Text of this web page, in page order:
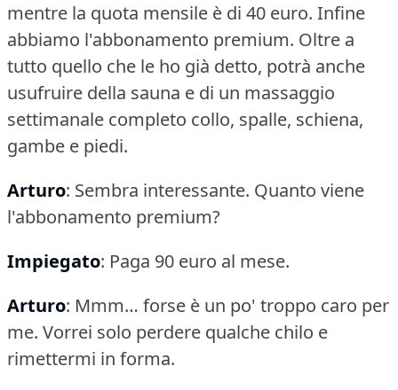
mentre la quota mensile è di 40 euro. Infine
abbiamo l'abbonamento premium. Oltre a
tutto quello che le ho già detto, potrà anche
usufruire della sauna e di un massaggio
settimanale completo collo, spalle, schiena,
gambe e piedi.
Arturo: Sembra interessante. Quanto viene
l'abbonamento premium?
Impiegato: Paga 90 euro al mese.
Arturo: Mmm… forse è un po' troppo caro per
me. Vorrei solo perdere qualche chilo e
rimettermi in forma.